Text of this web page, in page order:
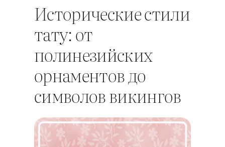
Исторические стили
тату: от
полинезийских
орнаментов до
символов викингов